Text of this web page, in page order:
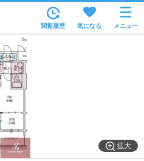
沿線・駅から
住所から
家賃相場から
物件特集から
不動産会社から
閲覧履歴 気になる メニュー
拡大